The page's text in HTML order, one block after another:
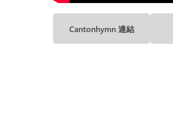
Cantonhymn 連結